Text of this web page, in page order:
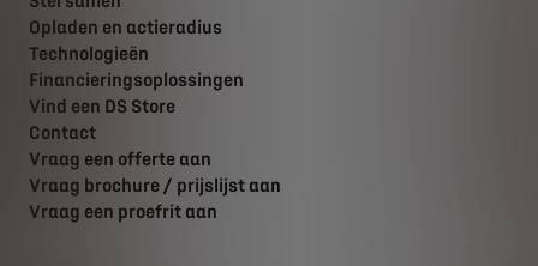
Opladen en actieradius
Technologieën
Financieringsoplossingen
Vind een DS Store
Contact
Vraag een offerte aan
Vraag brochure / prijslijst aan
Vraag een proefrit aan